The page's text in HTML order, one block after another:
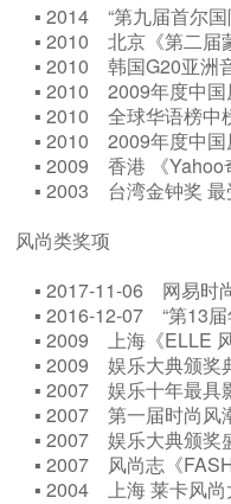
▪ 2014 “第九届首尔
▪ 2010 北京《第二届
▪ 2010 韩国G20亚洲
▪ 2010 2009年度中国
▪ 2010 全球华语榜中
▪ 2010 2009年度中国
▪ 2009 香港 《Yahoo
▪ 2003 台湾金钟奖
风尚类奖项
▪ 2017-11-06 网易时
▪ 2016-12-07 “第13
▪ 2009 上海《ELLE
▪ 2009 娱乐大典颁奖
▪ 2007 娱乐十年最具
▪ 2007 第一届时尚风
▪ 2007 娱乐大典颁
▪ 2007 风尚志《
▪ 2004 上海 莱卡风